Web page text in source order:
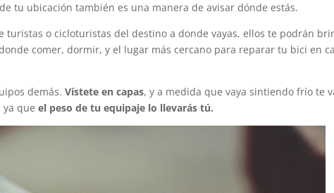
tu ubicación también es una manera de avisar dónde estás.
turistas o cicloturistas del destino a donde vayas, ellos te podrán
comer, dormir, y el lugar más cercano para reparar tu bici en
demás.Vístete en capas, y a medida que vaya sintiendo frío te
ya queel peso de tu equipaje lo llevarás tú.